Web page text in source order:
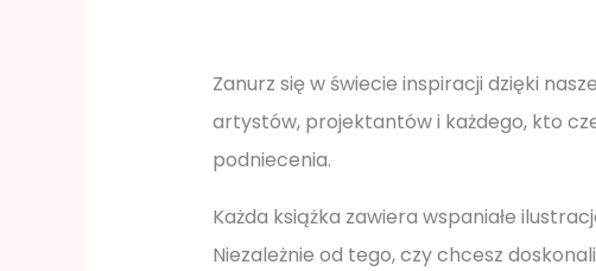
Zanurz się w świecie inspiracji dzięki
artystów, projektantów i każdego, kto
podniecenia.
Każda książka zawiera wspaniałe
Niezależnie od tego, czy chcesz